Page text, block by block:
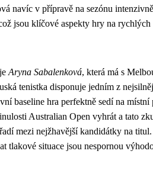
navíc v přípravě na sezónu
jsou klíčové aspekty hry na rychlých
Aryna Sabalenková, která má s
tenistka disponuje jedním z
baseline hra perfektně sedí na
Australian Open vyhrát a tato
mezi nejžhavější kandidátky na
tlakové situace jsou nespornou